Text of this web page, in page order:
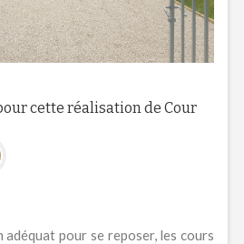
cette réalisation de Cour
pour se reposer, les cours